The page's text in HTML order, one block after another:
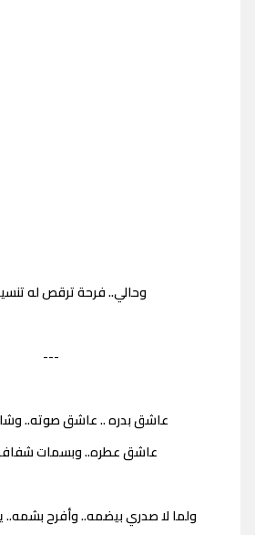
وحالي.. فرحة ترقص له
---
عاشق بدره .. عاشق صوته..
عاشق عطره.. وبسمات
ولما لا صدري بيضمه.. وأفرح